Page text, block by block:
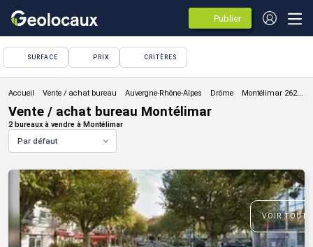
Publier
des
annonces
SURFACE PRIX CRITÈRES
Vente / achat bureau
Vente / achat bureau Montélimar
2 bureaux à vendre à Montélimar
Par défaut
VOIR